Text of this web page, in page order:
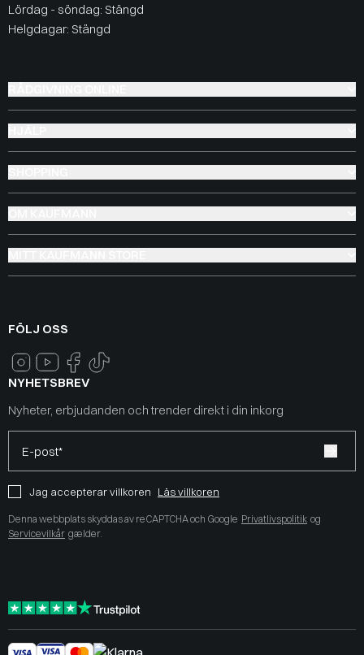
Lördag - söndag: Stängd
Helgdagar: Stängd
FÖLJ OSS
NYHETSBREV
Nyheter, erbjudanden och trender direkt i din inkorg
E-post*
Jag accepterar villkoren Läs villkoren
Denna webbplats skyddas av reCAPTCHA och Google Privatlivspolitik og
Servicevilkår gælder.